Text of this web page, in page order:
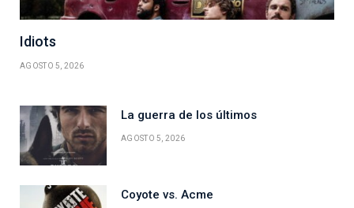
Idiots
AGOSTO 5, 2026
La guerra de los últimos
AGOSTO 5, 2026
Coyote vs. Acme